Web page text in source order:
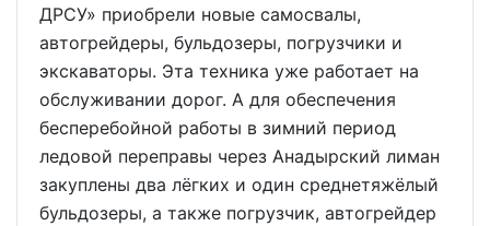
ДРСУ» приобрели новые самосвалы,
автогрейдеры, бульдозеры, погрузчики и
экскаваторы. Эта техника уже работает на
обслуживании дорог. А для обеспечения
бесперебойной работы в зимний период
ледовой переправы через Анадырский лиман
закуплены два лёгких и один среднетяжёлый
бульдозеры, а также погрузчик, автогрейдер